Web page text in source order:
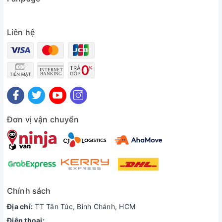
Liên hệ
Đơn vị vận chuyển
Chính sách
Địa chỉ: TT Tân Túc, Bình Chánh, HCM
Điện thoại: